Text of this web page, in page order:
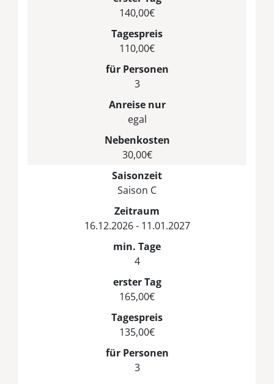
140,00€
Tagespreis
110,00€
für Personen
3
Anreise nur
egal
Nebenkosten
30,00€
Saisonzeit
Saison C
Zeitraum
16.12.2026 - 11.01.2027
min. Tage
4
erster Tag
165,00€
Tagespreis
135,00€
für Personen
3